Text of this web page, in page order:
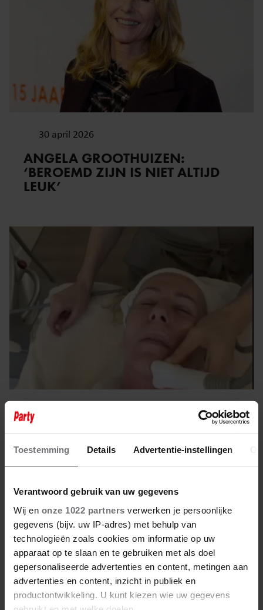
Toestemming Details Advertentie-instellingen
Verantwoord gebruik van uw gegevens
Wij en onze 1022 partners verwerken je persoonlijke
gegevens (bijv. uw IP-adres) met behulp van
technologieën zoals cookies om informatie op uw
apparaat op te slaan en te gebruiken met als doel
gepersonaliseerde advertenties en content, metingen aan
advertenties en content, inzicht in publiek en
productontwikkeling. U kunt kiezen wie uw gegevens
30 april 2026
ANGELA GROOTHUIZEN:
‘BEROEMD ZIJN IS NIET ALTIJD
LEUK’
ALLES VOOR DE SCHOONHEID,
MAAR WAT DOET ANGELA
GROOTHUIZEN HÍER?